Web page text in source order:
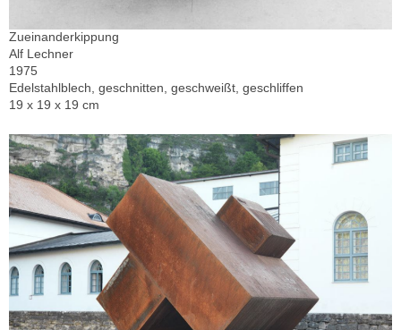
Zueinanderkippung
Alf Lechner
1975
Edelstahlblech, geschnitten, geschweißt, geschliffen
19 x 19 x 19 cm